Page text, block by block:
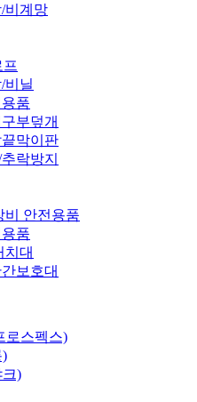
비계망
프
비닐
품
부덮개
막이판
락방지
비 안전용품
품
치대
보호대
로스펙스)
)
크)